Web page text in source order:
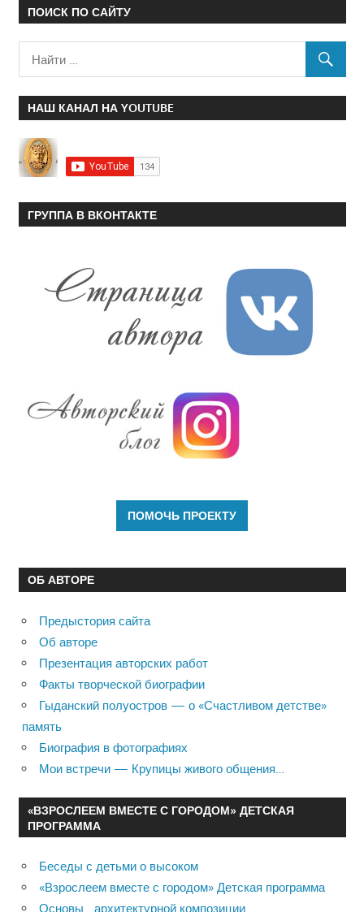
ПОИСК ПО САЙТУ
НАШ КАНАЛ НА YOUTUBE
ГРУППА В ВКОНТАКТЕ
ОБ АВТОРЕ
Предыстория сайта
Об авторе
Презентация авторских работ
Факты творческой биографии
Гыданский полуостров — о «Счастливом детстве»
память
Биография в фотографиях
Мои встречи — Крупицы живого общения…
«ВЗРОСЛЕЕМ ВМЕСТЕ С ГОРОДОМ» ДЕТСКАЯ
ПРОГРАММА
Беседы с детьми о высоком
«Взрослеем вместе с городом» Детская программа
Основы архитектурной композиции